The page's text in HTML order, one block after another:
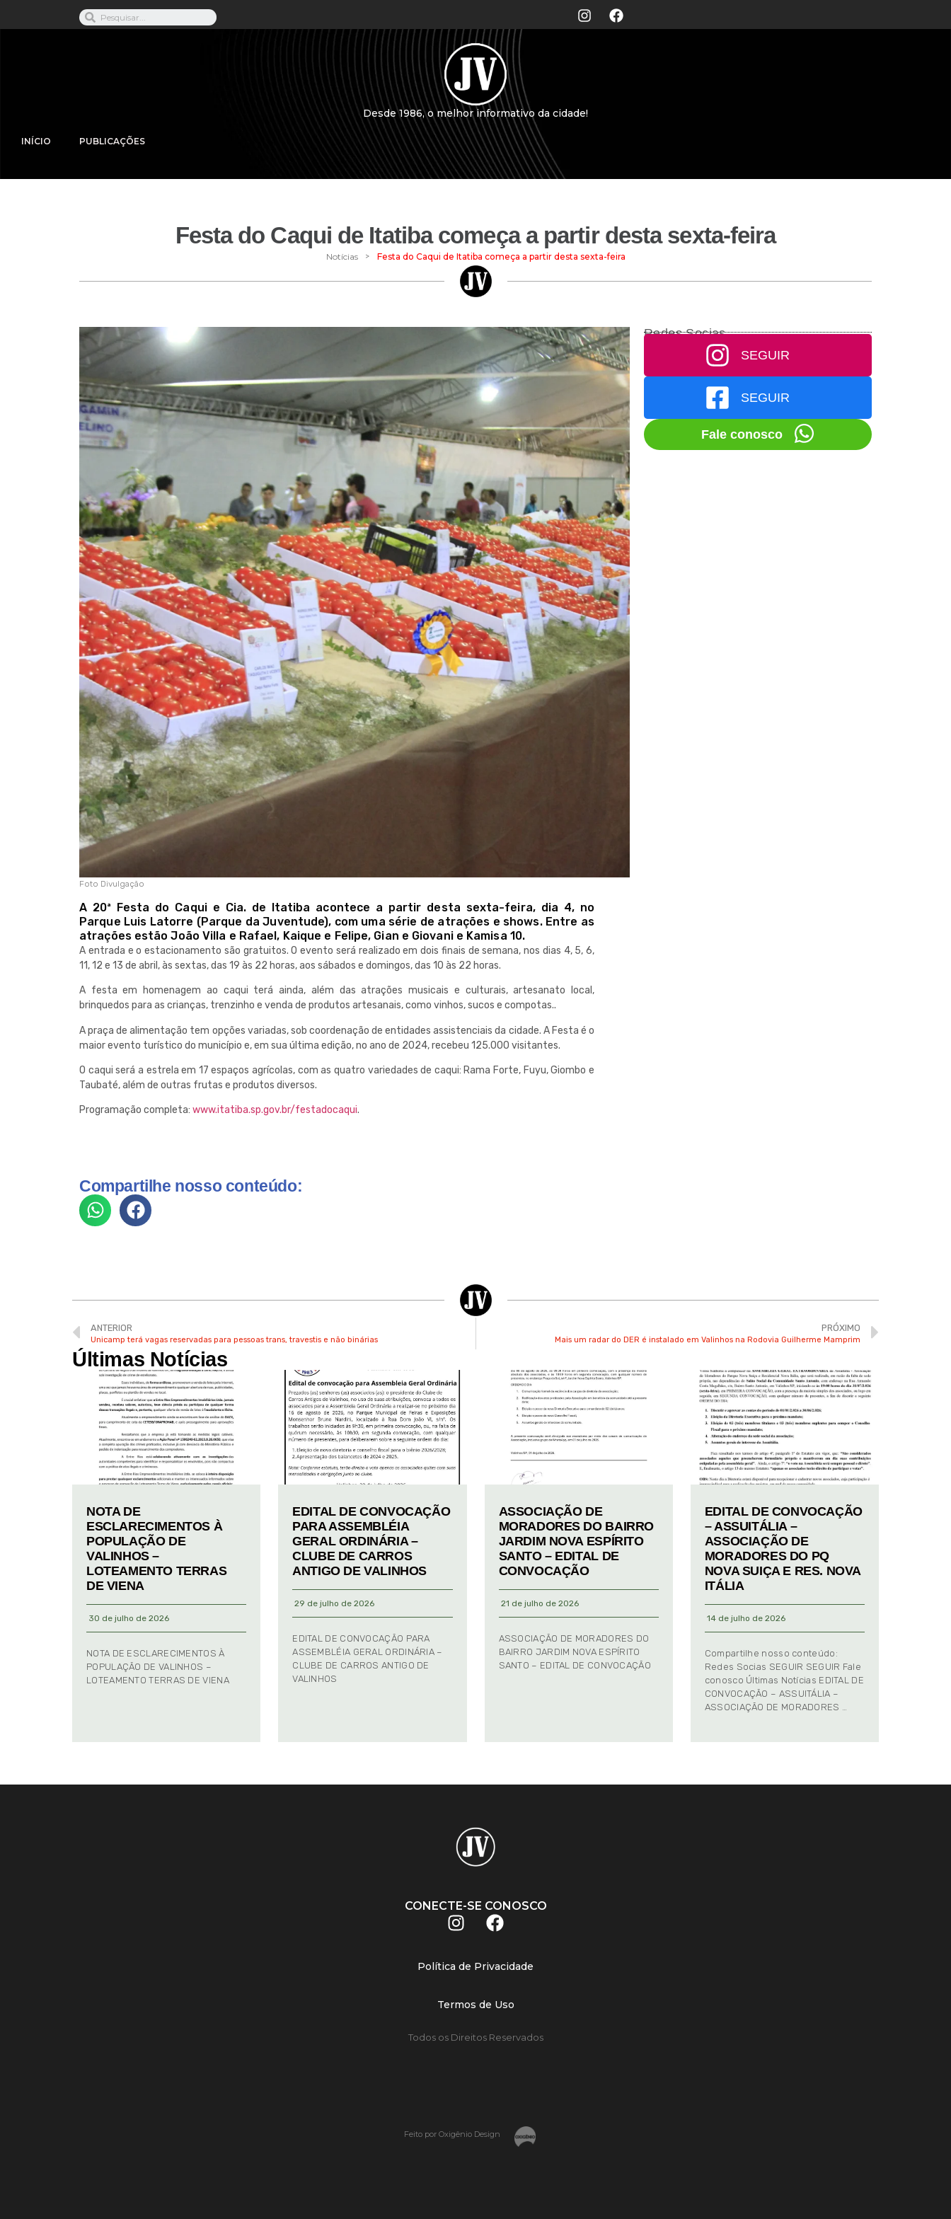
Desde 1986, o melhor informativo da cidade!
INÍCIO PUBLICAÇÕES
Festa do Caqui de Itatiba começa a partir desta sexta-feira
Notícias > Festa do Caqui de Itatiba começa a partir desta sexta-feira
Foto Divulgação
A 20ª Festa do Caqui e Cia. de Itatiba acontece a partir desta sexta-feira, dia 4, no
Parque Luis Latorre (Parque da Juventude), com uma série de atrações e shows. Entre as
atrações estão João Villa e Rafael, Kaique e Felipe, Gian e Giovani e Kamisa 10.
A entrada e o estacionamento são gratuitos. O evento será realizado em dois finais de semana, nos dias 4, 5, 6,
11, 12 e 13 de abril, às sextas, das 19 às 22 horas, aos sábados e domingos, das 10 às 22 horas.
A festa em homenagem ao caqui terá ainda, além das atrações musicais e culturais, artesanato local,
brinquedos para as crianças, trenzinho e venda de produtos artesanais, como vinhos, sucos e compotas..
A praça de alimentação tem opções variadas, sob coordenação de entidades assistenciais da cidade. A Festa é o
maior evento turístico do município e, em sua última edição, no ano de 2024, recebeu 125.000 visitantes.
O caqui será a estrela em 17 espaços agrícolas, com as quatro variedades de caqui: Rama Forte, Fuyu, Giombo e
Taubaté, além de outras frutas e produtos diversos.
Programação completa: www.itatiba.sp.gov.br/festadocaqui.
Compartilhe nosso conteúdo:
Redes Socias
SEGUIR
SEGUIR
Fale conosco
ANTERIOR
Unicamp terá vagas reservadas para pessoas trans, travestis e não binárias
PRÓXIMO
Mais um radar do DER é instalado em Valinhos na Rodovia Guilherme Mamprim
Últimas Notícias
NOTA DE
ESCLARECIMENTOS À
POPULAÇÃO DE
VALINHOS –
LOTEAMENTO TERRAS
DE VIENA
30 de julho de 2026
NOTA DE ESCLARECIMENTOS À
POPULAÇÃO DE VALINHOS –
LOTEAMENTO TERRAS DE VIENA
EDITAL DE CONVOCAÇÃO
PARA ASSEMBLÉIA
GERAL ORDINÁRIA –
CLUBE DE CARROS
ANTIGO DE VALINHOS
29 de julho de 2026
EDITAL DE CONVOCAÇÃO PARA
ASSEMBLÉIA GERAL ORDINÁRIA –
CLUBE DE CARROS ANTIGO DE
VALINHOS
ASSOCIAÇÃO DE
MORADORES DO BAIRRO
JARDIM NOVA ESPÍRITO
SANTO – EDITAL DE
CONVOCAÇÃO
21 de julho de 2026
ASSOCIAÇÃO DE MORADORES DO
BAIRRO JARDIM NOVA ESPÍRITO
SANTO – EDITAL DE CONVOCAÇÃO
EDITAL DE CONVOCAÇÃO
– ASSUITÁLIA –
ASSOCIAÇÃO DE
MORADORES DO PQ
NOVA SUIÇA E RES. NOVA
ITÁLIA
14 de julho de 2026
Compartilhe nosso conteúdo:
Redes Socias SEGUIR SEGUIR Fale
conosco Últimas Notícias EDITAL DE
CONVOCAÇÃO – ASSUITÁLIA –
ASSOCIAÇÃO DE MORADORES …
CONECTE-SE CONOSCO
Política de Privacidade
Termos de Uso
Todos os Direitos Reservados
Feito por Oxigênio Design